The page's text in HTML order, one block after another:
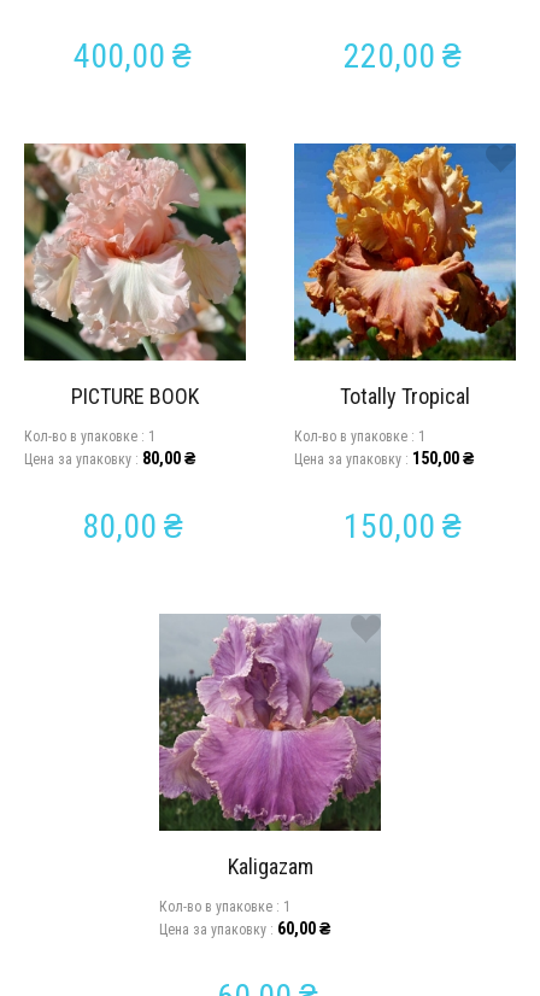
400,00 ₴ 220,00 ₴
PICTURE BOOK
Кол-во в упаковкe : 1
Цена за упаковку : 80,00₴
80,00 ₴
Totally Tropical
Кол-во в упаковкe : 1
Цена за упаковку : 150,00₴
150,00 ₴
Kaligazam
Кол-во в упаковкe : 1
Цена за упаковку : 60,00₴